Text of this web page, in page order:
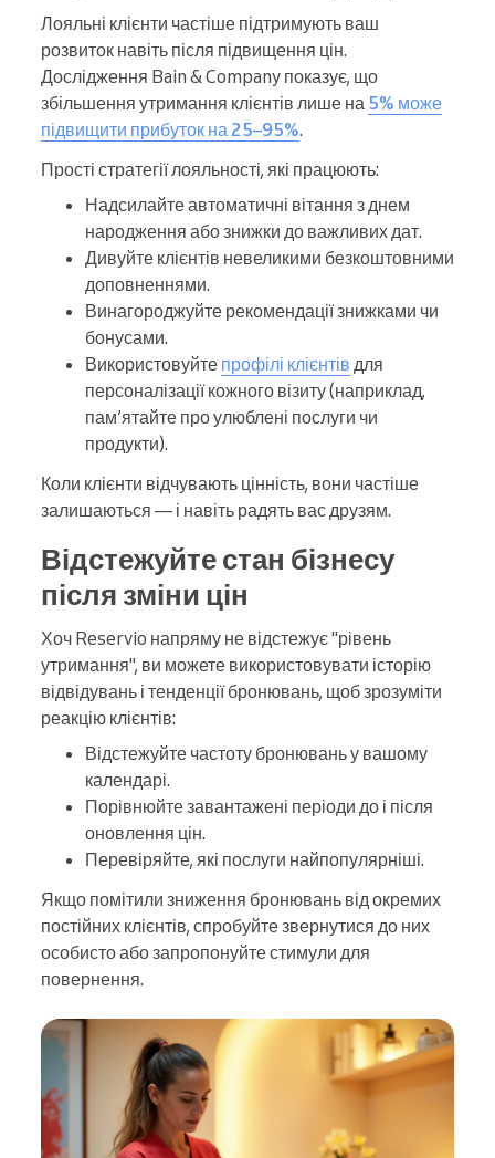
Лояльні клієнти частіше підтримують ваш
розвиток навіть після підвищення цін.
Дослідження Bain & Company показує, що
збільшення утримання клієнтів лише на 5% може
підвищити прибуток на 25–95%.
Прості стратегії лояльності, які працюють:
Надсилайте автоматичні вітання з днем
народження або знижки до важливих дат.
Дивуйте клієнтів невеликими безкоштовними
доповненнями.
Винагороджуйте рекомендації знижками чи
бонусами.
Використовуйте профілі клієнтів для
персоналізації кожного візиту (наприклад,
пам’ятайте про улюблені послуги чи
продукти).
Коли клієнти відчувають цінність, вони частіше
залишаються — і навіть радять вас друзям.
Відстежуйте стан бізнесу
після зміни цін
Хоч Reservio напряму не відстежує "рівень
утримання", ви можете використовувати історію
відвідувань і тенденції бронювань, щоб зрозуміти
реакцію клієнтів:
Відстежуйте частоту бронювань у вашому
календарі.
Порівнюйте завантажені періоди до і після
оновлення цін.
Перевіряйте, які послуги найпопулярніші.
Якщо помітили зниження бронювань від окремих
постійних клієнтів, спробуйте звернутися до них
особисто або запропонуйте стимули для
повернення.